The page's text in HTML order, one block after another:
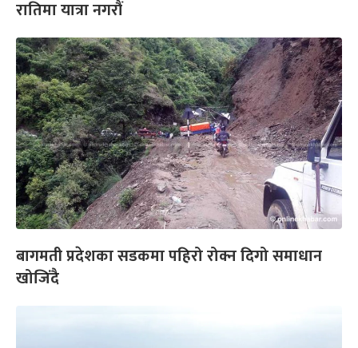
रातिमा यात्रा नगरौं
बागमती प्रदेशका सडकमा पहिरो रोक्न दिगो समाधान
खोजिंदै